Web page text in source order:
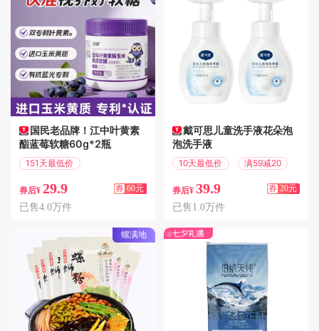
国民老品牌！江中叶黄素
酯蓝莓软糖60g*2瓶
151天最低价
券后¥ 29.9 券 60元
已售4.0万件
螺满地
戴可思儿童洗手液花朵泡
泡洗手液
10天最低价 满59减20
券后¥ 39.9 券 20元
已售1.0万件